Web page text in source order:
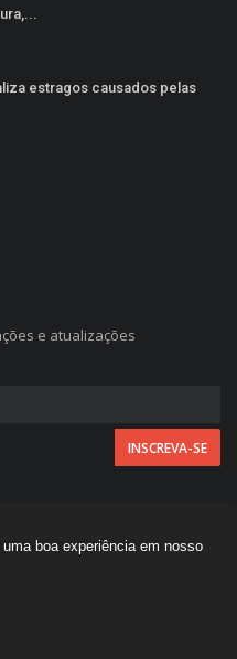
estragos causados pelas
e atualizações
Todos direitos reservados.
boa experiência em nosso